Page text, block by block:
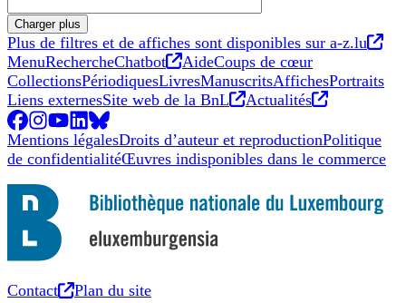
Charger plus
Plus de filtres et de affiches sont disponibles sur a-z.lu
MenuRechercheChatbot Nouvel onglet
AideCoups de cœur
CollectionsPériodiquesLivresManuscritsAffichesPortraits
Liens externesSite web de la BnL Nouvel onglet
Actualités
Nouvel
Facebook
Nouvel onglet
Instagram
Nouvel onglet
YouTube
Nouvel onglet
LinkedIn
Nouvel onglet
BlueSky
Nouvel onglet
Mentions légalesDroits d’auteur et reproductionPolitique
de confidentialitéŒuvres indisponibles dans le commerce
Contact Nouvel onglet
Plan du site